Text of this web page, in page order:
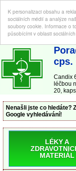
K personalizaci obsahu a
sociálních médií a analýze
soubory cookie. Informace o
působícími v oblasti
ABC-LEKARNA.cz |
cps.
Candix
léčbou
20,
Nenašli jste co hledáte?
Google vyhledávání!
LÉKY A
MATERIÁL